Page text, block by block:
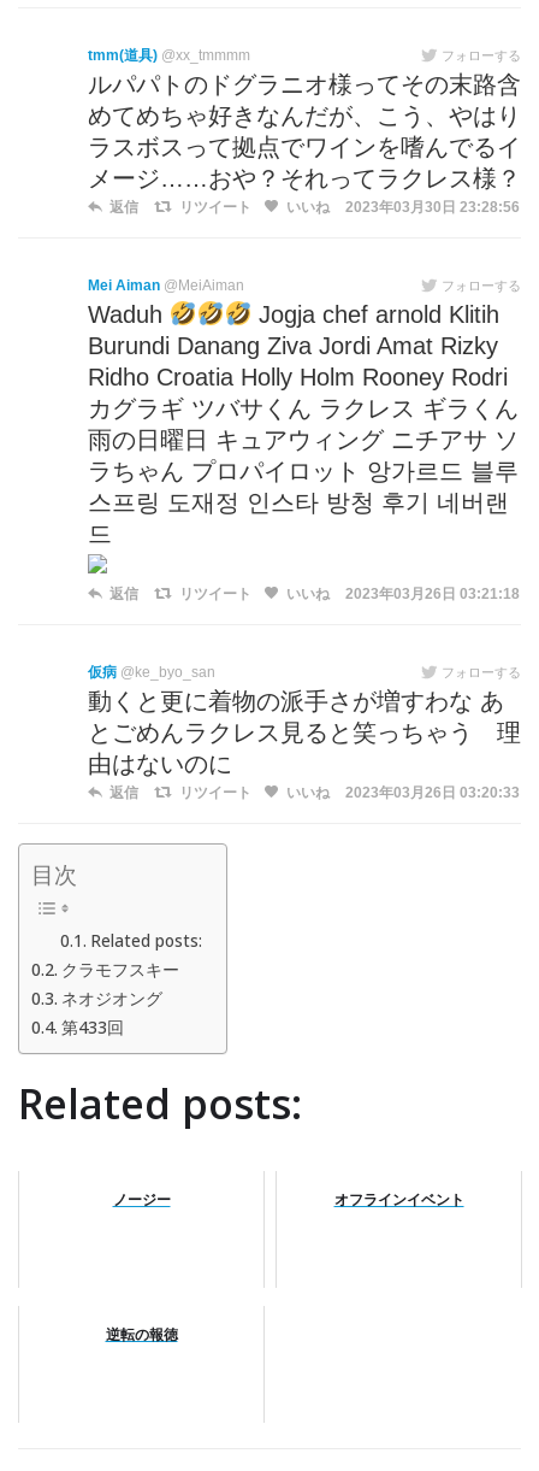
tmm(道具) @xx_tmmmm フォローする
ルパパトのドグラニオ様ってその末路含
めてめちゃ好きなんだが、こう、やはり
ラスボスって拠点でワインを嗜んでるイ
メージ……おや？それってラクレス様？
返信 リツイート いいね 2023年03月30日 23:28:56
Mei Aiman @MeiAiman フォローする
Waduh
Jogja chef arnold Klitih
Burundi Danang Ziva Jordi Amat Rizky
Ridho Croatia Holly Holm Rooney Rodri
カグラギ ツバサくん ラクレス ギラくん
雨の日曜日 キュアウィング ニチアサ ソ
ラちゃん プロパイロット 앙가르드 블루
스프링 도재정 인스타 방청 후기 네버랜
드
返信 リツイート いいね 2023年03月26日 03:21:18
仮病 @ke_byo_san フォローする
動くと更に着物の派手さが増すわな あ
とごめんラクレス見ると笑っちゃう 理
由はないのに
返信 リツイート いいね 2023年03月26日 03:20:33
目次
Related posts:
クラモフスキー
ネオジオング
第433回
Related posts:
ノージー オフラインイベント
逆転の報徳